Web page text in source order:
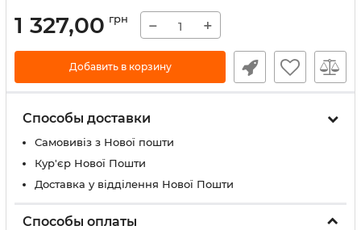
1 327,00 грн − +
Добавить в корзину
Способы доставки
Самовивіз з Нової пошти
Кур'єр Нової Пошти
Доставка у відділення Нової Пошти
Способы оплаты